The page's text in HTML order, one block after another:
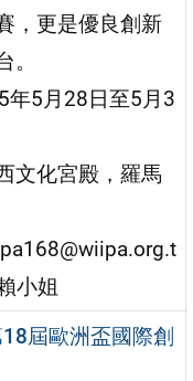
，更是優良創新
年5月28日至5月3
文化宮殿，羅馬
小姐
屆歐洲盃國際創